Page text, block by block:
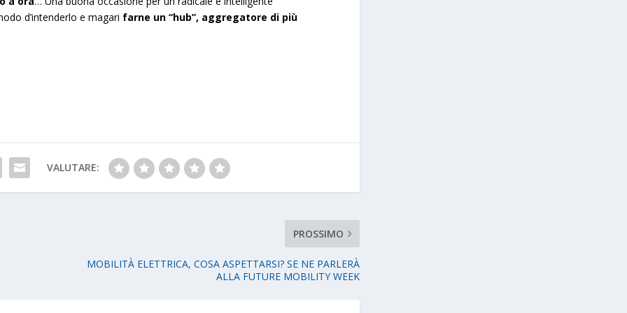
d’intenderlo e magari farne un “hub”, aggregatore di più
VALUTARE:
PROSSIMO
MOBILITÀ ELETTRICA, COSA ASPETTARSI? SE NE PARLERÀ
ALLA FUTURE MOBILITY WEEK